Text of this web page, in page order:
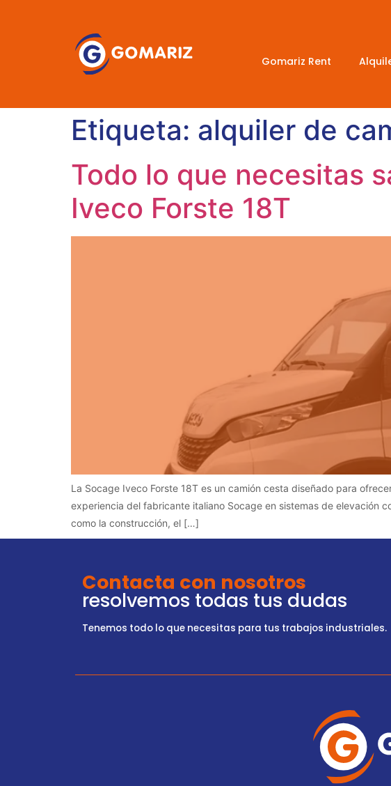
Gomariz Rent
Etiqueta: alquiler de
Todo lo que necesitas
Iveco Forste 18T
La Socage Iveco Forste 18T es un camión cesta diseñado para
experiencia del fabricante italiano Socage en sistemas de elevación
como la construcción, el […]
Contacta con nosotros
resolvemos todas tus dudas
Tenemos todo lo que necesitas para tus trabajos industriales.